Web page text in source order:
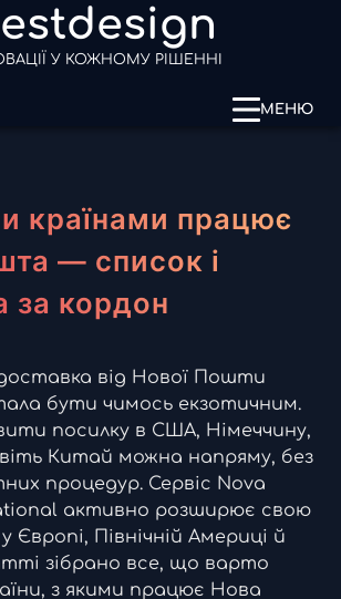
У КОЖНОМУ РІШЕННІ
МЕНЮ
країнами працює
— список і
за кордон
від Нової Пошти
бути чимось екзотичним.
посилку в США, Німеччину,
Китай можна напряму, без
процедур. Сервіс Nova
активно розширює свою
Європі, Північній Америці й
зібрано все, що варто
з якими працює Нова